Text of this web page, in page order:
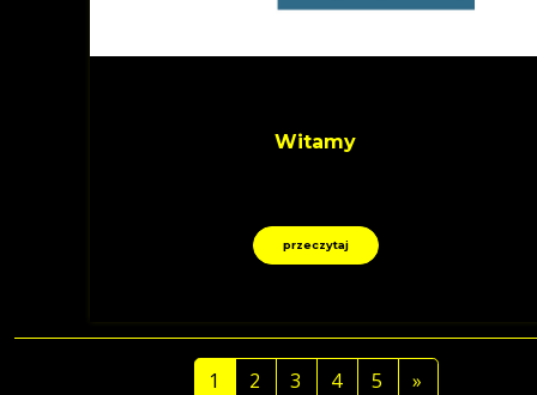
Witamy
przeczytaj
1 2 3 4 5 »